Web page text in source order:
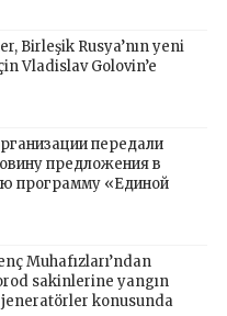
Birleşik Rusya’nın yeni
Vladislav Golovin’e
передали
предложения в
программу «Единой
Muhafızları’ndan
sakinlerine yangın
konusunda